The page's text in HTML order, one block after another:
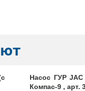
Насос ГУР
Компас-9 , арт.